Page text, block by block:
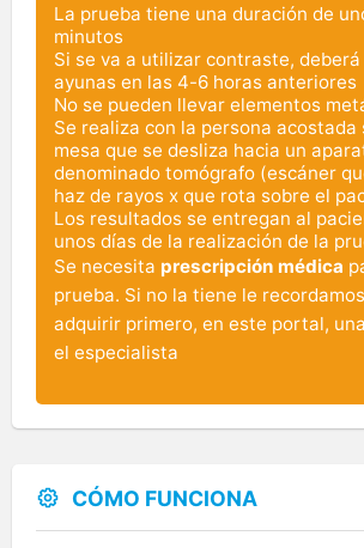
La prueba tiene una duración de
minutos
Si se va a utilizar contraste,
ayunas en las 4-6 horas anteriores
No se pueden llevar elementos
Se realiza con la persona acostada
mesa que se desliza hacia un
denominado tomógrafo (escáner
haz de rayos x que rota sobre el
Los resultados se entregan al
unos días de la realización de la
Se necesita prescripción médica
prueba. Si no la tiene le
adquirir primero, en este portal,
el especialista
CÓMO FUNCIONA